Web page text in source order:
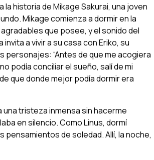
historia de Mikage Sakurai, una joven
Mikage comienza a dormir en la
que posee, y el sonido del
a vivir a su casa con Eriko, su
personajes: “Antes de que me acogiera
podía conciliar el sueño, salí de mi
que donde mejor podía dormir era
tristeza inmensa sin hacerme
en silencio. Como Linus, dormí
pensamientos de soledad. Allí, la noche,